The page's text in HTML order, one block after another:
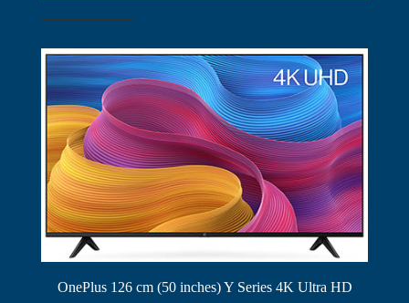
OnePlus 126 cm (50 inches) Y Series 4K Ultra HD